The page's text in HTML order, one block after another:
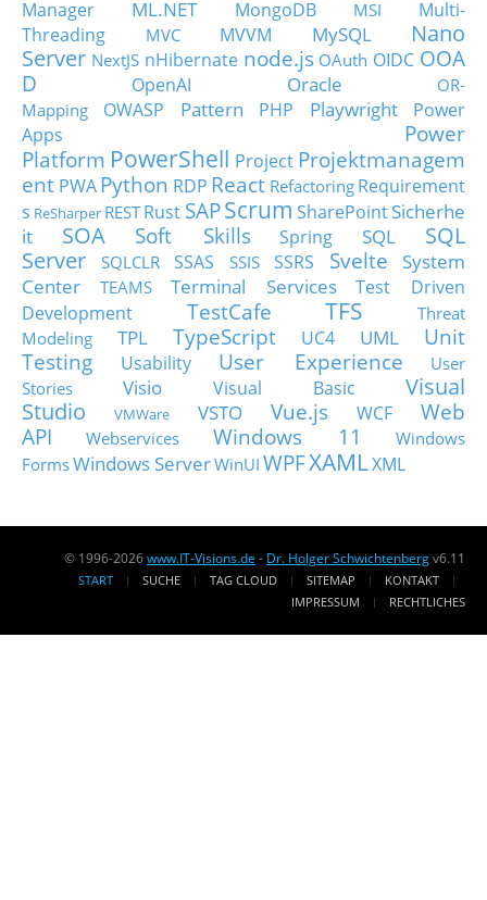
Manager
ML.NET MongoDB MSI
Multi-
Threading
MVC MVVM MySQL
Nano
Server NextJS nHibernate node.js OAuth OIDC OOA
D
OpenAI Oracle
OR-
Mapping
OWASP Pattern PHP Playwright
Power
Apps
Power
Platform PowerShell Project Projektmanagem
ent PWA Python RDP React Refactoring Requirement
s ReSharper RESTRust SAPScrum SharePointSicherhe
it
SOA Soft Skills Spring SQL
SQL
Server
SQLCLR SSAS SSIS SSRS Svelte
System
Center
TEAMS Terminal Services
Test Driven
Development
TestCafe TFS
Threat
Modeling
TPL TypeScript UC4 UML
Unit
Testing
Usability User Experience
User
Stories
Visio Visual Basic
Visual
Studio
VMWare VSTO Vue.js WCF
Web
API
Webservices Windows 11
Windows
FormsWindows ServerWinUI WPFXAMLXML
© 1996-2026www.IT-Visions.de - Dr. Holger Schwichtenbergv6.11
START SUCHE TAG CLOUD SITEMAP
KONTAKT
IMPRESSUM
RECHTLICHES